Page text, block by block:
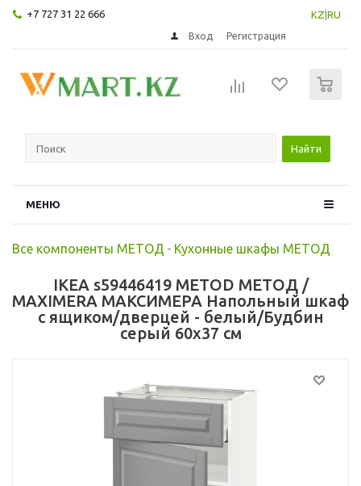
+7 727 31 22 666 KZ RU
Вход Регистрация
Найти
МЕНЮ
Все компоненты МЕТОД - Кухонные шкафы МЕТОД
IKEA s59446419 METOD МЕТОД /
MAXIMERA МАКСИМЕРА Напольный шкаф
с ящиком/дверцей - белый/Будбин
серый 60x37 см